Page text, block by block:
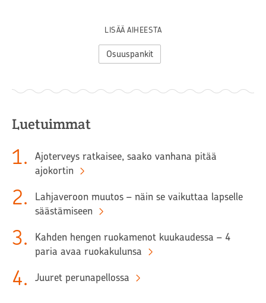
LISÄÄ AIHEESTA
Osuuspankit
Luetuimmat
1.
Ajoterveys ratkaisee, saako vanhana pitää
ajokortin
2.
Lahjaveroon muutos – näin se vaikuttaa lapselle
säästämiseen
3.
Kahden hengen ruokamenot kuukaudessa – 4
paria avaa ruokakulunsa
4. Juuret perunapellossa